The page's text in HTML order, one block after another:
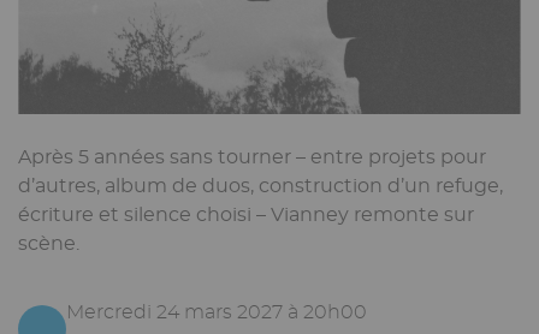
Après 5 années sans tourner – entre projets pour
d’autres, album de duos, construction d’un refuge,
écriture et silence choisi – Vianney remonte sur
scène.
Mercredi 24 mars 2027 à 20h00